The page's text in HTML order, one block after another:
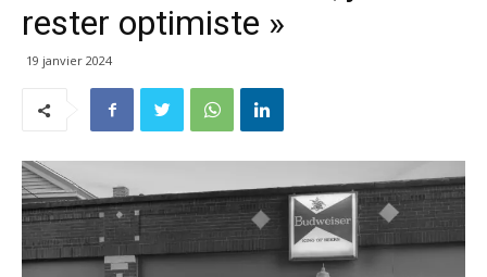
rester optimiste »
19 janvier 2024